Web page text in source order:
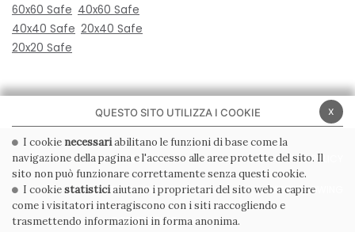
60x60 Safe 40x60 Safe
40x40 Safe 20x40 Safe
20x20 Safe
PRIVACY POLICY COOKIE POLICY
CONDIZIONI GENERALI WHISTLEBLOWING
CODICE ETICO
x
QUESTO SITO UTILIZZA I COOKIE
I cookie necessariabilitano le funzioni di base come la
navigazione della pagina e l'accesso alle aree protette del sito. Il
sito non può funzionare correttamente senza questi cookie.
I cookiestatisticiaiutano i proprietari del sito web a capire
come i visitatori interagiscono con i siti raccogliendo e
trasmettendo informazioni in forma anonima.